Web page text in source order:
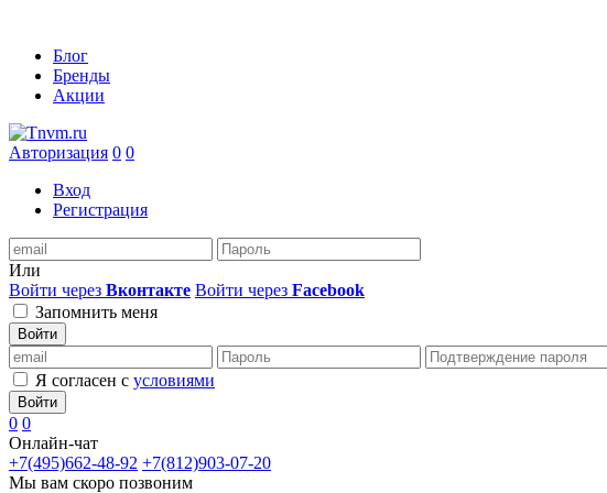
Блог
Бренды
Акции
Авторизация 0 0
Вход
Регистрация
Или
Войти через Вконтакте Войти через Facebook
Запомнить меня
Войти
Я согласен с условиями
Войти
0 0
Онлайн-чат
+7(495)662-48-92 +7(812)903-07-20
Мы вам скоро позвоним